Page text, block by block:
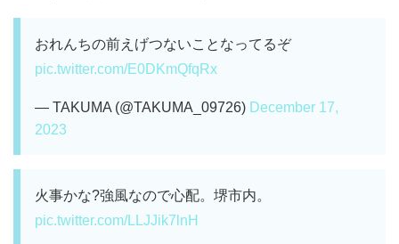
おれんちの前えげつないことなってるぞ
pic.twitter.com/E0DKmQfqRx
— TAKUMA (@TAKUMA_09726) December 17,
2023
火事かな?強風なので心配。堺市内。
pic.twitter.com/LLJJik7lnH